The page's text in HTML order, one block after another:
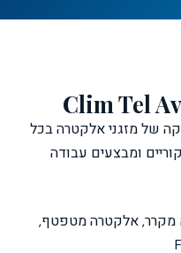
של מזגני אלקטרה בכל
ומבצעים עבודה
מקרר, אלקטרה מטפטף,